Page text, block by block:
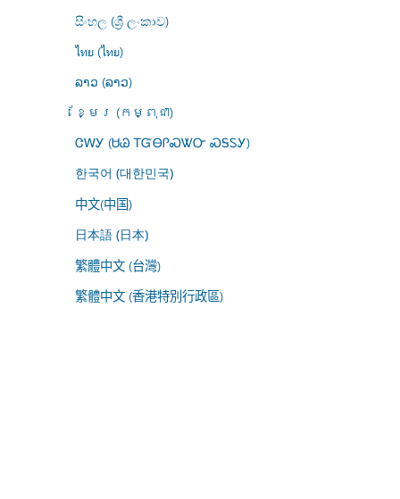
සිංහල (ශ්‍රී ලංකාව)
ไทย (ไทย)
ລາວ (ລາວ)
ខ្មែរ (កម្ពុជា)
ᏣᎳᎩ (ᏌᏊ ᎢᏳᎾᎵᏍᏔᏅ ᏍᎦᏚᎩ)
한국어 (대한민국)
中文(中国)
日本語 (日本)
繁體中文 (台灣)
繁體中文 (香港特別行政區)